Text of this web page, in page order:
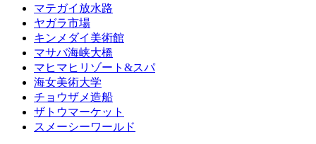
マテガイ放水路
ヤガラ市場
キンメダイ美術館
マサバ海峡大橋
マヒマヒリゾート&スパ
海女美術大学
チョウザメ造船
ザトウマーケット
スメーシーワールド